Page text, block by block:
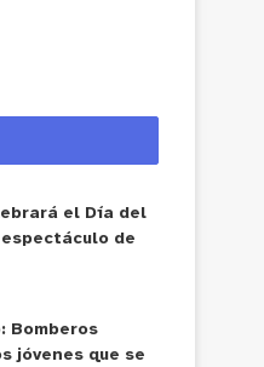
el Día del
de
Bomberos
jóvenes que se